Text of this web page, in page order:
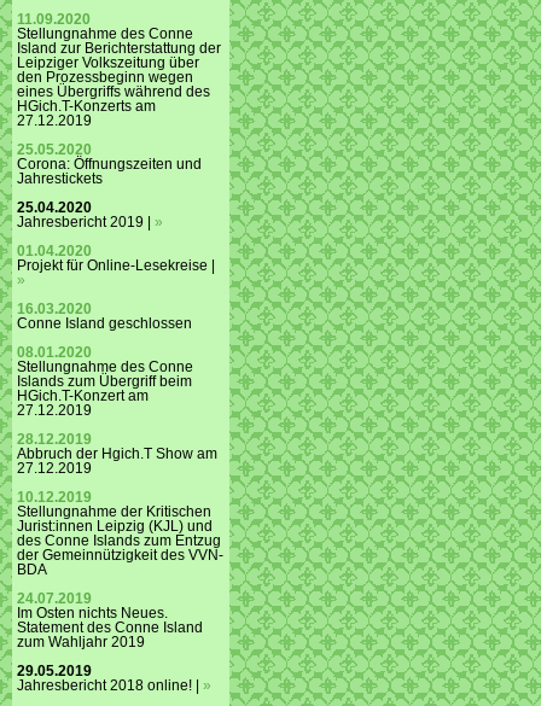
11.09.2020
Stellungnahme des Conne
Island zur Berichterstattung der
Leipziger Volkszeitung über
den Prozessbeginn wegen
eines Übergriffs während des
HGich.T-Konzerts am
27.12.2019
25.05.2020
Corona: Öffnungszeiten und
Jahrestickets
25.04.2020
Jahresbericht 2019 | »
01.04.2020
Projekt für Online-Lesekreise |
»
16.03.2020
Conne Island geschlossen
08.01.2020
Stellungnahme des Conne
Islands zum Übergriff beim
HGich.T-Konzert am
27.12.2019
28.12.2019
Abbruch der Hgich.T Show am
27.12.2019
10.12.2019
Stellungnahme der Kritischen
Jurist:innen Leipzig (KJL) und
des Conne Islands zum Entzug
der Gemeinnützigkeit des VVN-
BDA
24.07.2019
Im Osten nichts Neues.
Statement des Conne Island
zum Wahljahr 2019
29.05.2019
Jahresbericht 2018 online! | »